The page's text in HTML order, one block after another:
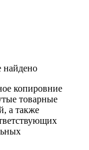
найдено
копировние
товарные
а также